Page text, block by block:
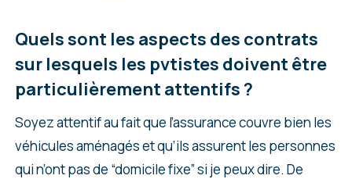
Quels sont les aspects des contrats
sur lesquels les pvtistes doivent être
particulièrement attentifs ?
Soyez attentif au fait que l’assurance couvre bien les
véhicules aménagés et qu’ils assurent les personnes
qui n’ont pas de “domicile fixe” si je peux dire. De